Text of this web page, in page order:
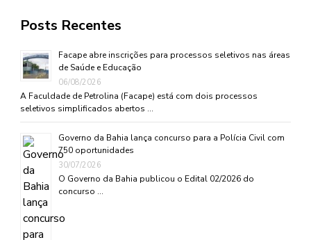
Posts Recentes
Facape abre inscrições para processos seletivos nas áreas
de Saúde e Educação
06/08/2026
A Faculdade de Petrolina (Facape) está com dois processos
seletivos simplificados abertos …
Governo da Bahia lança concurso para a Polícia Civil com
750 oportunidades
30/07/2026
O Governo da Bahia publicou o Edital 02/2026 do
concurso …